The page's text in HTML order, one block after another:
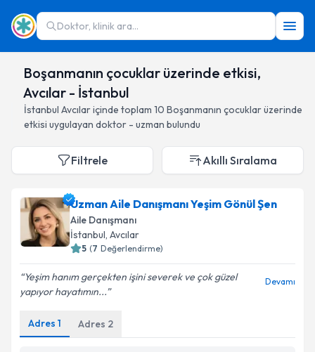
Doktor, klinik ara...
Boşanmanın çocuklar üzerinde etkisi,
Avcılar - İstanbul
İstanbul Avcılariçinde toplam 10 Boşanmanın çocuklar üzerinde
etkisi uygulayan doktor - uzman bulundu
Filtrele Akıllı Sıralama
Uzman Aile Danışmanı Yeşim Gönül Şen
Aile Danışmanı
İstanbul, Avcılar
5 (7 Değerlendirme)
Yeşim hanım gerçekten işini severek ve çok güzel
yapıyor hayatımın...
Devamı
Adres 1 Adres 2